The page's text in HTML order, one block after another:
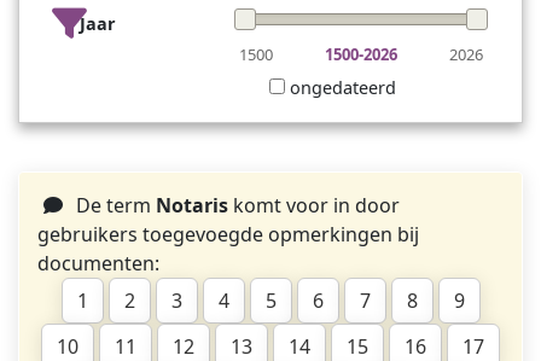
Jaar
1500 2026
1500-2026
ongedateerd
De term Notariskomt voor in door
gebruikers toegevoegde opmerkingen bij
documenten:
1
2 3 4 5 6 7 8
9
10
11 12 13 14 15 16
17